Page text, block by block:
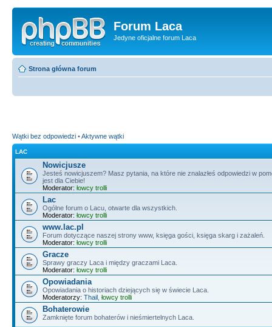
Forum Laca
Jedyne oficjalne forum Laca
Strona główna forum
Wątki bez odpowiedzi •Aktywne wątki
LAC
Nowicjusze
Jesteś nowicjuszem? Masz pytania, na które nie znalazłeś odpowiedzi w
jest dla Ciebie!
Moderator: łowcy trolli
Lac
Ogólne forum o Lacu, otwarte dla wszystkich.
Moderator: łowcy trolli
www.lac.pl
Forum dotyczące naszej strony www, księga gości, księga skarg i zażaleń.
Moderator: łowcy trolli
Gracze
Sprawy graczy Laca i między graczami Laca.
Moderator: łowcy trolli
Opowiadania
Opowiadania o historiach dziejących się w świecie Laca.
Moderatorzy: Thail łowcy trolli
Bohaterowie
Zamknięte forum bohaterów i nieśmiertelnych Laca.